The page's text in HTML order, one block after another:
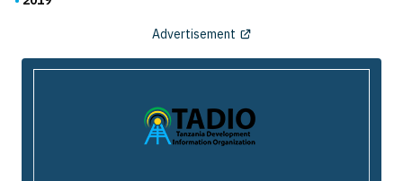
Advertisement